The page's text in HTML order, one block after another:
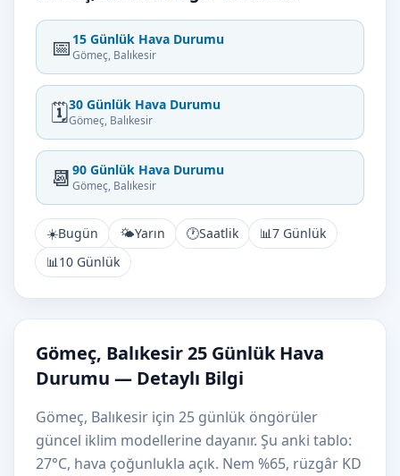
📅 15 Günlük Hava Durumu
Gömeç, Balıkesir
🗓️30 Günlük Hava Durumu
Gömeç, Balıkesir
📆 90 Günlük Hava Durumu
Gömeç, Balıkesir
☀️Bugün 🌤️Yarın 🕐Saatlik 📊7 Günlük
📊10 Günlük
Gömeç, Balıkesir 25 Günlük Hava
Durumu — Detaylı Bilgi
Gömeç, Balıkesir için 25 günlük öngörüler
güncel iklim modellerine dayanır. Şu anki tablo:
27°C, hava çoğunlukla açık. Nem %65, rüzgâr KD